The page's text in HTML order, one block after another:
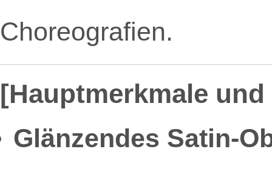
Choreografien.
[Hauptmerkmale
Glänzendes Satin-